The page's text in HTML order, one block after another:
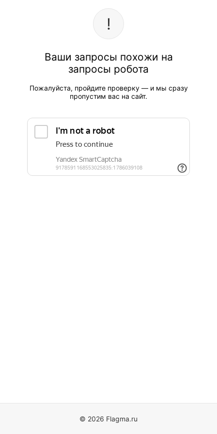
Ваши запросы похожи на
запросы робота
Пожалуйста, пройдите проверку — и мы сразу
пропустим вас на сайт.
© 2026 Flagma.ru